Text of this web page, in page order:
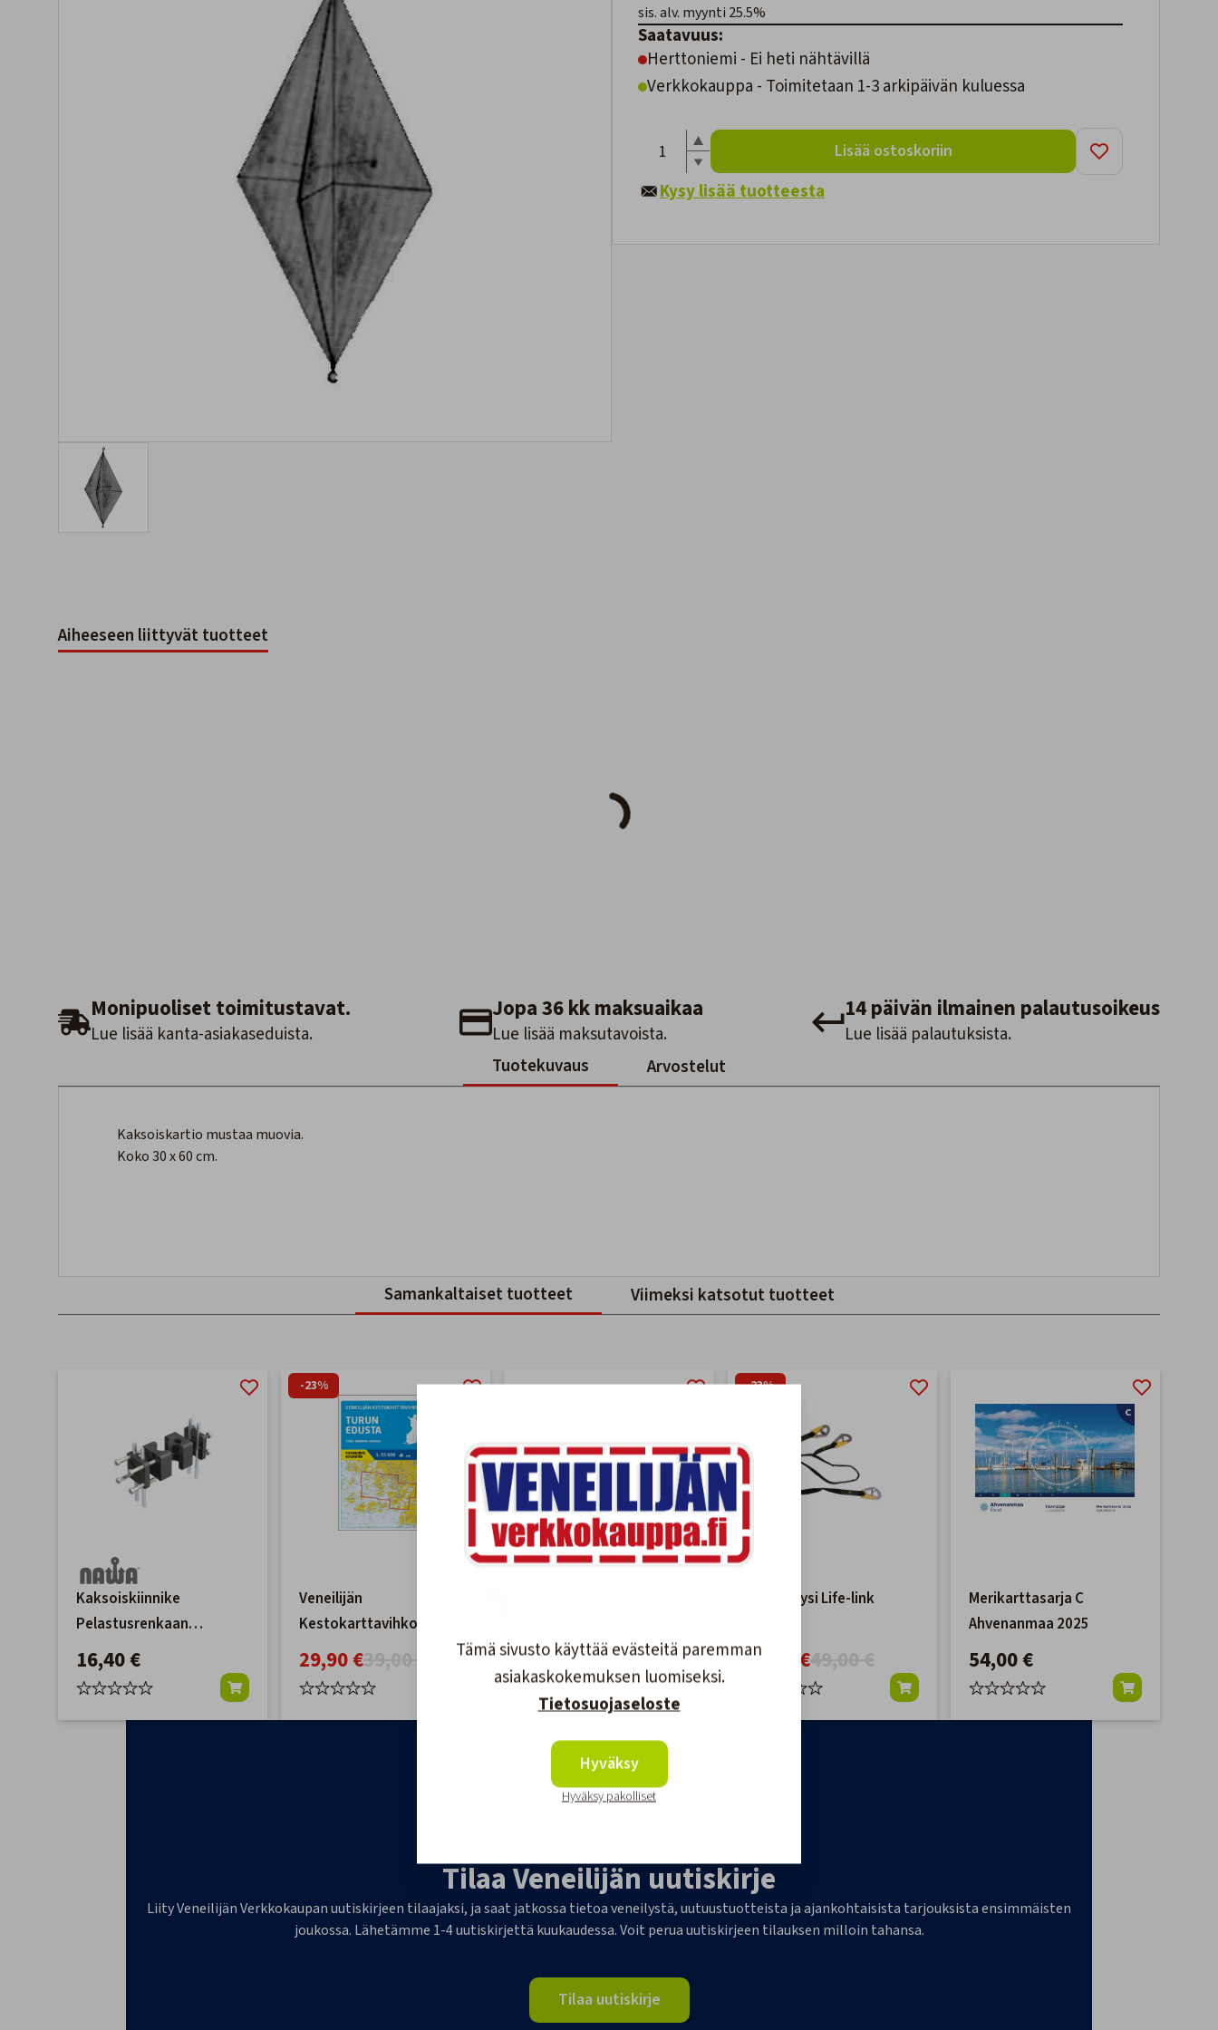
sis. alv. myynti 25.5%
Saatavuus:
Herttoniemi - Ei heti nähtävillä
Verkkokauppa - Toimitetaan 1-3 arkipäivän kuluessa
Lisää ostoskoriin
Kysy lisää tuotteesta
Aiheeseen liittyvät tuotteet
Monipuoliset toimitustavat.
Lue lisää kanta-asiakaseduista.
Jopa 36 kk maksuaikaa
Lue lisää maksutavoista.
14 päivän ilmainen palautusoikeus
Lue lisää palautuksista.
Tuotekuvaus
Arvostelut
Kaksoiskartio mustaa muovia.
Koko 30 x 60 cm.
Samankaltaiset tuotteet Viimeksi katsotut tuotteet
Kaksoiskiinnike
Pelastusrenkaan
Telineelle 25mm
16,40 €
-23%
Veneilijän
Kestokarttavihko Turun
edusta, 1:55 000
29,90 € 54,00 €
-23%
Turvaköysi Life-link
37,90 €49,00 €
Merikarttasarja C
Ahvenanmaa 2025
54,00 €
Tilaa Veneilijän uutiskirje
Liity Veneilijän Verkkokaupan uutiskirjeen tilaajaksi, ja saat jatkossa tietoa veneilystä, uutuustuotteista ja ajankohtaisista tarjouksista ensimmäisten
joukossa. Lähetämme 1-4 uutiskirjettä kuukaudessa. Voit perua uutiskirjeen tilauksen milloin tahansa.
Tilaa uutiskirje
Tämä sivusto käyttää evästeitä paremman
asiakaskokemuksen luomiseksi.
Tietosuojaseloste
Hyväksy
Hyväksy pakolliset